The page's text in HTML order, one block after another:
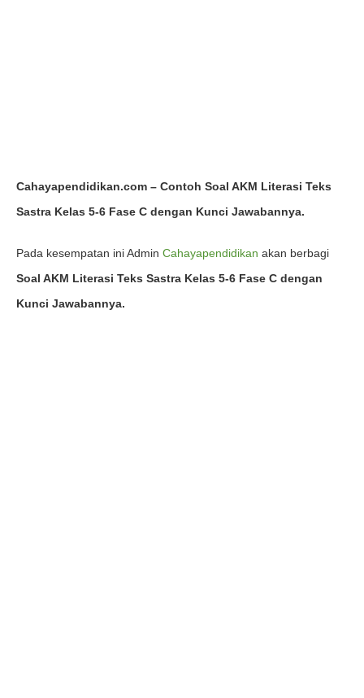
Cahayapendidikan.com – Contoh Soal AKM Literasi Teks
Sastra Kelas 5-6 Fase C dengan Kunci Jawabannya.
Pada kesempatan ini Admin Cahayapendidikan akan berbagi
Soal AKM Literasi Teks Sastra Kelas 5-6 Fase C dengan
Kunci Jawabannya.